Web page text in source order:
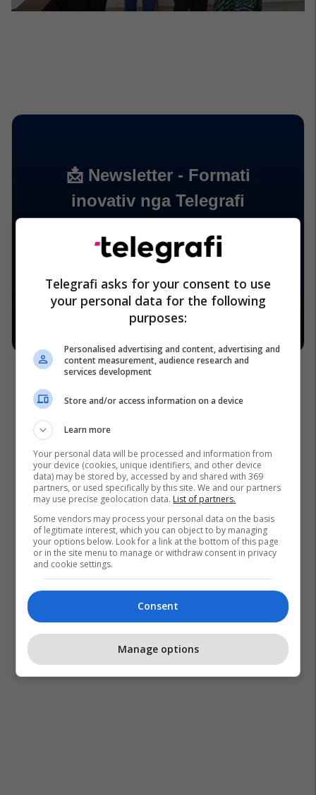
Telegrafi asks for your consent to use
your personal data for the following
purposes:
Personalised advertising and content, advertising and
content measurement, audience research and
services development
Store and/or access information on a device
Learn more
Your personal data will be processed and information from
your device (cookies, unique identifiers, and other device
data) may be stored by, accessed by and shared with 369
partners, or used specifically by this site. We and our partners
may use precise geolocation data. List of partners.
Some vendors may process your personal data on the basis
of legitimate interest, which you can object to by managing
your options below. Look for a link at the bottom of this page
or in the site menu to manage or withdraw consent in privacy
and cookie settings.
Consent
Manage options